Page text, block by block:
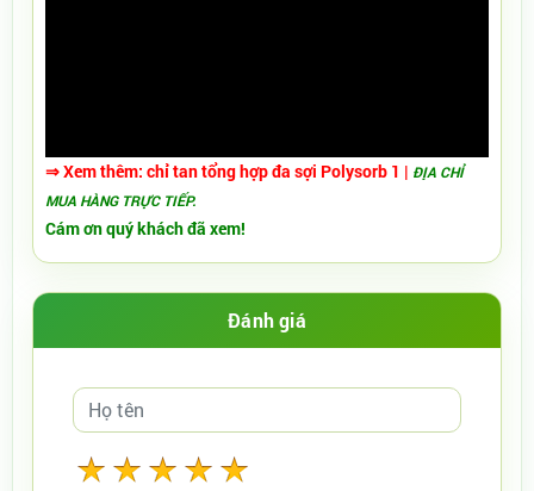
⇒ Xem thêm: chỉ tan tổng hợp đa sợi Polysorb 1 | ĐỊA CHỈ
MUA HÀNG TRỰC TIẾP.
Cám ơn quý khách đã xem!
Đánh giá